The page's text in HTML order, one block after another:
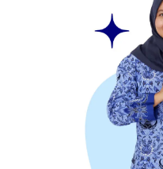
Sudah siap
negara melalui
menghadapi